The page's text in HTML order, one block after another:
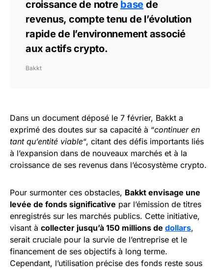
croissance de notre base de
revenus, compte tenu de l’évolution
rapide de l’environnement associé
aux actifs crypto.
Bakkt
Dans un document déposé le 7 février, Bakkt a
exprimé des doutes sur sa capacité à “continuer en
tant qu’entité viable“, citant des défis importants liés
à l’expansion dans de nouveaux marchés et à la
croissance de ses revenus dans l’écosystème crypto.
Pour surmonter ces obstacles, Bakkt envisage une
levée de fonds significative par l’émission de titres
enregistrés sur les marchés publics. Cette initiative,
visant à collecter jusqu’à 150 millions de dollars,
serait cruciale pour la survie de l’entreprise et le
financement de ses objectifs à long terme.
Cependant, l’utilisation précise des fonds reste sous